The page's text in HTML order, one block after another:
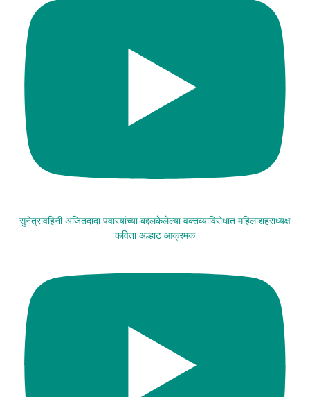
सुनेत्रावहिनी अजितदादा पवारयांच्या बद्दलकेलेल्या वक्तव्याविरोधात महिलाशहराध्यक्ष
कविता अल्हाट आक्रमक